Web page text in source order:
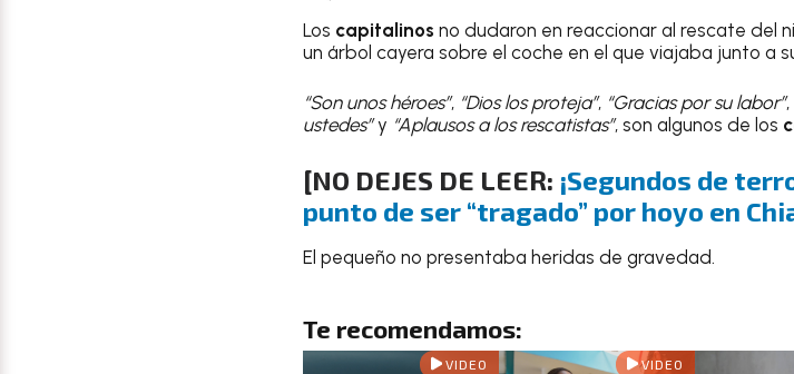
Los capitalinos no dudaron en reaccionar al rescate del
un árbol cayera sobre el coche en el que viajaba junto a
“Son unos héroes”, “Dios los proteja”, “Gracias por su labor”,
ustedes”y “Aplausos a los rescatistas”, son algunos de los
[NO DEJES DE LEER: ¡Segundos de
punto de ser “tragado” por hoyo en
El pequeño no presentaba heridas de gravedad.
Te recomendamos:
VIDEO VIDEO